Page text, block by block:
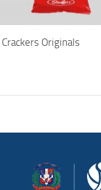
Originals